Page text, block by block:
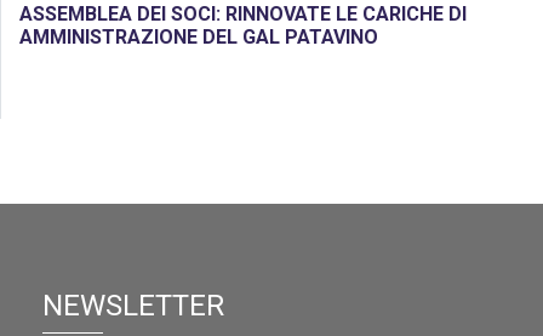
ASSEMBLEA DEI SOCI: RINNOVATE LE CARICHE DI
AMMINISTRAZIONE DEL GAL PATAVINO
NEWSLETTER